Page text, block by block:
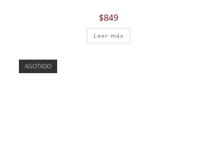
$849
Leer más
AGOTADO